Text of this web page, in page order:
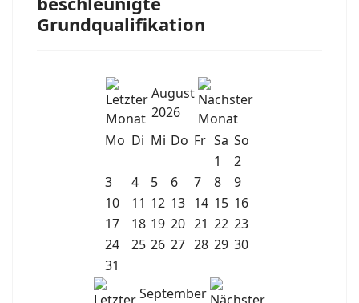
Grundqualifikation
August
2026
Mo Di Mi Do Fr Sa So
1
2
3
4 5 6 7 8
9
10
11 12 13 14 15 16
17
18 19 20 21 22 23
24
25 26 27 28 29 30
31
September